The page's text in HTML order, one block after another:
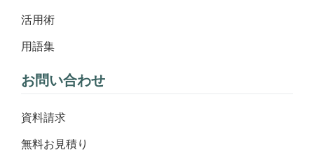
活用術
用語集
お問い合わせ
資料請求
無料お見積り